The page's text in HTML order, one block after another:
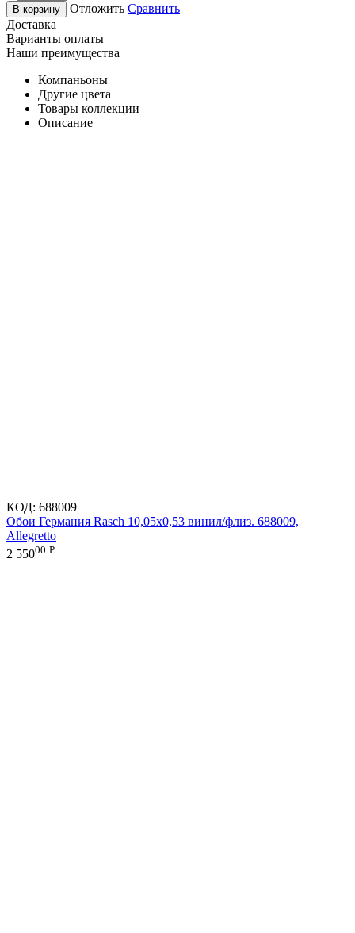
В корзину Отложить Сравнить
Доставка
Варианты оплаты
Наши преимущества
Компаньоны
Другие цвета
Товары коллекции
Описание
КОД: 688009
Обои Германия Rasch 10,05x0,53 винил/флиз. 688009,
Allegretto
2 55000 Р